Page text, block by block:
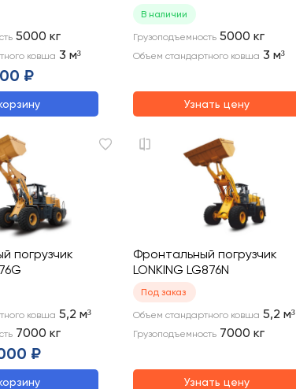
5000 кг
ковша 3 м³
₽
В наличии
Грузоподъемность 5000 кг
Объем стандартного ковша 3 м³
Узнать цену
погрузчик
ковша 5,2 м³
7000 кг
₽
Фронтальный погрузчик
LONKING LG876N
Под заказ
Объем стандартного ковша 5,2 м³
Грузоподъемность 7000 кг
Узнать цену